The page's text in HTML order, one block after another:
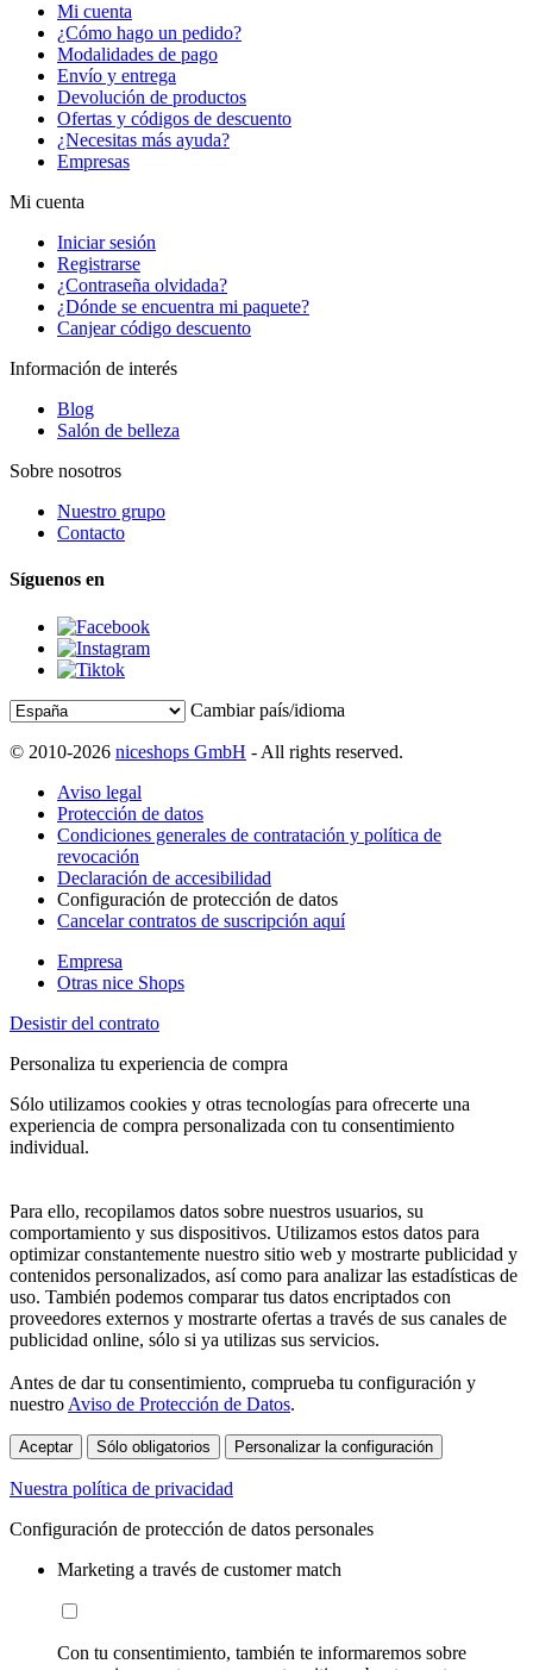
Mi cuenta
¿Cómo hago un pedido?
Modalidades de pago
Envío y entrega
Devolución de productos
Ofertas y códigos de descuento
¿Necesitas más ayuda?
Empresas
Mi cuenta
Iniciar sesión
Registrarse
¿Contraseña olvidada?
¿Dónde se encuentra mi paquete?
Canjear código descuento
Información de interés
Blog
Salón de belleza
Sobre nosotros
Nuestro grupo
Contacto
Síguenos en
Cambiar país/idioma
© 2010-2026 niceshops GmbH - All rights reserved.
Aviso legal
Protección de datos
Condiciones generales de contratación y política de
revocación
Declaración de accesibilidad
Configuración de protección de datos
Cancelar contratos de suscripción aquí
Empresa
Otras nice Shops
Desistir del contrato
Personaliza tu experiencia de compra
Sólo utilizamos cookies y otras tecnologías para ofrecerte una
experiencia de compra personalizada con tu consentimiento
individual.
Para ello, recopilamos datos sobre nuestros usuarios, su
comportamiento y sus dispositivos. Utilizamos estos datos para
optimizar constantemente nuestro sitio web y mostrarte publicidad y
contenidos personalizados, así como para analizar las estadísticas de
uso. También podemos comparar tus datos encriptados con
proveedores externos y mostrarte ofertas a través de sus canales de
publicidad online, sólo si ya utilizas sus servicios.
Antes de dar tu consentimiento, comprueba tu configuración y
nuestro Aviso de Protección de Datos.
Aceptar Sólo obligatorios Personalizar la configuración
Nuestra política de privacidad
Configuración de protección de datos personales
Marketing a través de customer match
Con tu consentimiento, también te informaremos sobre